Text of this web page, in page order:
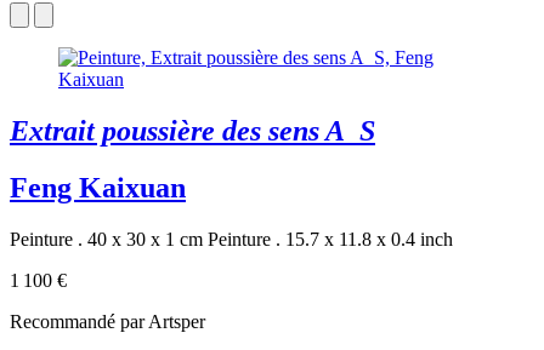
Extrait poussière des sens A_S
Feng Kaixuan
Peinture . 40 x 30 x 1 cm Peinture . 15.7 x 11.8 x 0.4 inch
1 100 €
Recommandé par Artsper